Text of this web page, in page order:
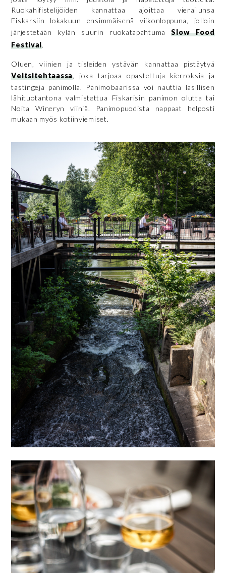
Ruokahifistelijöiden kannattaa ajoittaa vierailunsa
Fiskarsiin lokakuun ensimmäisenä viikonloppuna, jolloin
järjestetään kylän suurin ruokatapahtumaSlow Food
Festival.
Oluen, viinien ja tisleiden ystävän kannattaa pistäytyä
Veitsitehtaassa, joka tarjoaa opastettuja kierroksia ja
tastingeja panimolla. Panimobaarissa voi nauttia lasillisen
lähituotantona valmistettua Fiskarisin panimon olutta tai
Noita Wineryn viiniä. Panimopuodista nappaat helposti
mukaan myös kotiinviemiset.